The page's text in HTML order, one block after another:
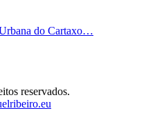
do Cartaxo…
reservados.